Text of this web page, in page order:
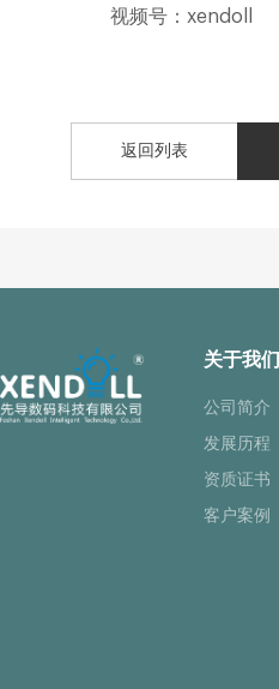
视频号：xendoll
返回列表
关于我们
公司简介
发展历程
资质证书
客户案例